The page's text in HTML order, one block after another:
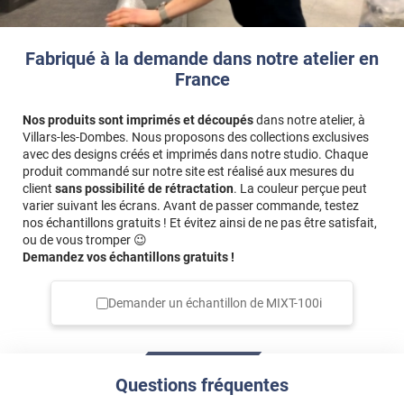
Fabriqué à la demande dans notre atelier en
France
Nos produits sont imprimés et découpésdans notre atelier, à
Villars-les-Dombes. Nous proposons des collections exclusives
avec des designs créés et imprimés dans notre studio. Chaque
produit commandé sur notre site est réalisé aux mesures du
client sans possibilité de rétractation. La couleur perçue peut
varier suivant les écrans. Avant de passer commande, testez
nos échantillons gratuits ! Et évitez ainsi de ne pas être satisfait,
ou de vous tromper 😉
Demandez vos échantillons gratuits !
Demander un échantillon de MIXT-100i
Questions fréquentes
*****
Il y a 1836 jours
Très facile à poser attention à bien moullle la fenêtre et le
film avant qui reste fragile
Tres bien emballé et la notice bien détaillée
Commentaire Luminis Films-02/07/2026
Bonjour, merci pour avoir pris le temps de partager
votre avis en ligne. Nous sommes ravis de vous savoir
satisfait ! 🥰 N'hésitez pas à parler de nous autour de
vous. 😊 Bonne journée, L'équipe Luminis Films
C’est un bon produit.
*****Il y a 775 jours
Mesures inexactes sur 4 pices /5
*****Il y a 820 jours